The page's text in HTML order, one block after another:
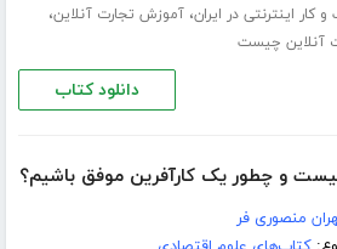
کار اینترنتی در ایران،آموزش تجارت آنلاین،
آنلاین چیست
دانلود کتاب
چیست و چطور یک کارآفرین موفق باشیم؟
منصوری فر